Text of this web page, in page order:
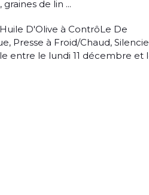
de lin ...
D'Olive à ContrôLe De
Presse à Froid/Chaud,
entre le lundi 11 décembre et